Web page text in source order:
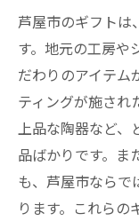
特産品
芦屋市
特産品
大切な
芦屋市のギフトは
す。地元の工房や
だわりのアイテム
ティングが施され
上品な陶器など、
品ばかりです。ま
も、芦屋市ならで
ります。これら